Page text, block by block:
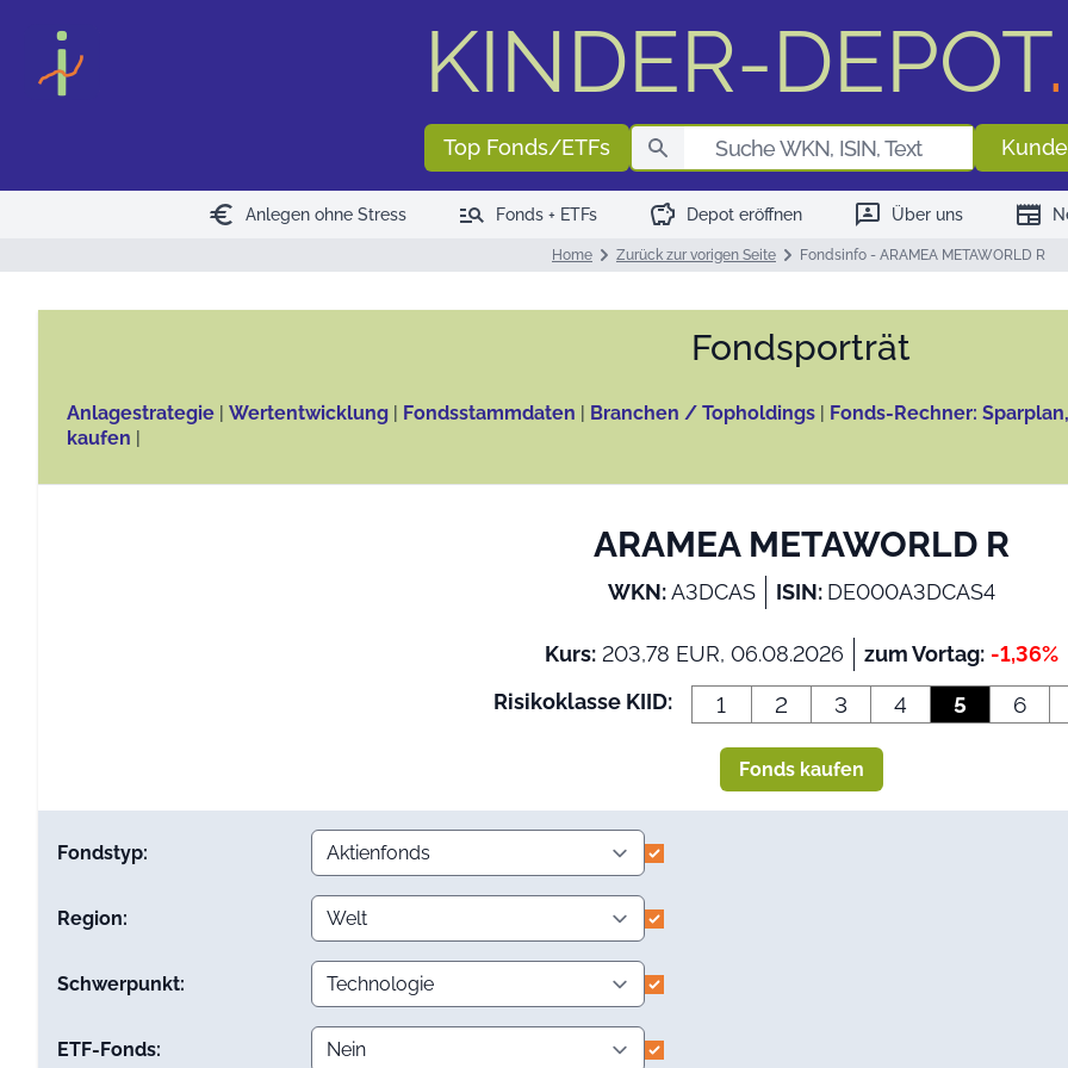
KINDER-DEPOT.
Top Fonds/ETFs
euro Anlegen ohne Stress manage_search Fonds + ETFs savings Depot eröffnen 3p Über uns newspaper
Home Zurück zur vorigen Seite Fondsinfo - ARAMEA METAWORLD R
Fonds­porträt
Anlagestrategie | Wertentwicklung | Fondsstammdaten | Branchen / Topholdings | Fonds-Rechner:
kaufen |
ARAMEA METAWORLD R
WKN:A3DCAS ISIN: DE000A3DCAS4
Kurs:203,78 EUR, 06.08.2026 zum Vortag: -1,36%
Risikoklasse KIID:
1 2 3 4 5 6
Fonds kaufen
Fondstyp:
Region:
Schwerpunkt:
ETF-Fonds: